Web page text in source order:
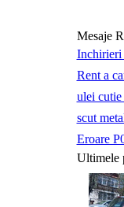
Mesaje
Inchirieri
Rent a
ulei cutie
scut
Eroare
Ultimele